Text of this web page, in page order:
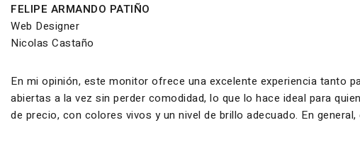
FELIPE ARMANDO PATIÑO
Web Designer
Nicolas Castaño
En mi opinión, este monitor ofrece una excelente experiencia tanto
abiertas a la vez sin perder comodidad, lo que lo hace ideal para
de precio, con colores vivos y un nivel de brillo adecuado. En